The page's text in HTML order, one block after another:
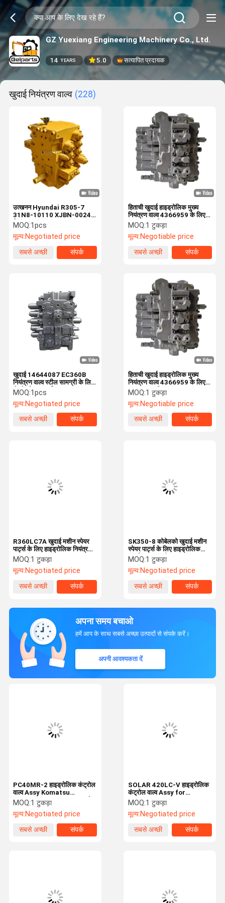
GZ Yuexiang Engineering Machinery Co., Ltd.
14 YEARS 5.0 सत्यापित प्रदायक
खुदाई नियंत्रण वाल्व (228)
उत्खनन Hyundai R305-7
31N8-10110 XJBN-00242
नियंत्रण वाल्व Assy
MOQ:1pcs
मूल्य:Negotiated price
सबसे अच्छी
संपर्क
हिताची खुदाई हाइड्रोलिक मुख्य
नियंत्रण वाल्व 4366959 के लिए
EX200-5 नियंत्रण वाल्व
MOQ:1 टुकड़ा
मूल्य:Negotiable price
सबसे अच्छी
संपर्क
खुदाई 14644087 EC360B
नियंत्रण वाल्व स्टील सामग्री के लिए
वोल्वो स्पेयर पार्ट्स
MOQ:1pcs
मूल्य:Negotiated price
सबसे अच्छी
संपर्क
हिताची खुदाई हाइड्रोलिक मुख्य
नियंत्रण वाल्व 4366959 के लिए
EX200-5 नियंत्रण वाल्व
MOQ:1 टुकड़ा
मूल्य:Negotiable price
सबसे अच्छी
संपर्क
R360LC7A खुदाई मशीन स्पेयर
पार्ट्स के लिए हाइड्रोलिक नियंत्रण
वाल्व Assy 31NA-10110 मुख्य
नियंत्रण वाल्व
MOQ:1 टुकड़ा
मूल्य:Negotiated price
सबसे अच्छी
संपर्क
SK350-8 कोबेलको खुदाई मशीन
स्पेयर पार्ट्स के लिए हाइड्रोलिक
कंट्रोल वाल्व एसी
LC30V00028F4
KMX15YD-B44031D मुख्य
MOQ:1 टुकड़ा
मूल्य:Negotiated price
सबसे अच्छी
संपर्क
अपना समय बचाओ
हमें आप के साथ सबसे अच्छा उत्पादों से संपर्क करें।
अपनी आवश्यकता दें
SOLAR 420LC-V हाइड्रोलिक
कंट्रोल वाल्व Assy for
Excavator Spare Parts
MOQ:1 टुकड़ा
मूल्य:Negotiated price
सबसे अच्छी
संपर्क
PC40MR-2 हाइड्रोलिक कंट्रोल
वाल्व Assy Komatsu
Excavator Spare Parts के
लिए 1001-5500 मुख्य कंट्रोल
वाल्व
MOQ:1 टुकड़ा
मूल्य:Negotiated price
सबसे अच्छी
संपर्क